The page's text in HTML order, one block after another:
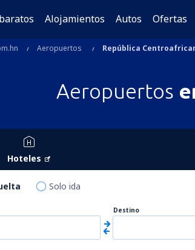
Alojamientos Autos Ofertas
Aeropuertos República
Aeropuertos
Hoteles
Solo ida
Destino